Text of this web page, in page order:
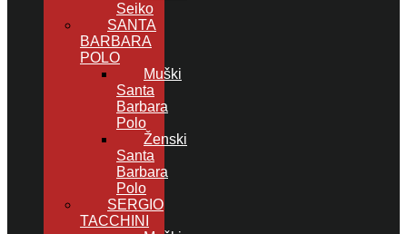
Seiko
SANTA
BARBARA
POLO
Muški
Santa
Barbara
Polo
Ženski
Santa
Barbara
Polo
SERGIO
TACCHINI